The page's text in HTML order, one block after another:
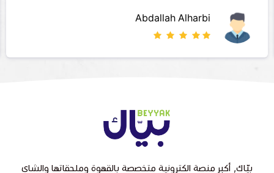
Abdallah Alharbi
بيّاك, أكبر منصة الكترونية متخصصة بالقهوة وملحقاتها والشاي